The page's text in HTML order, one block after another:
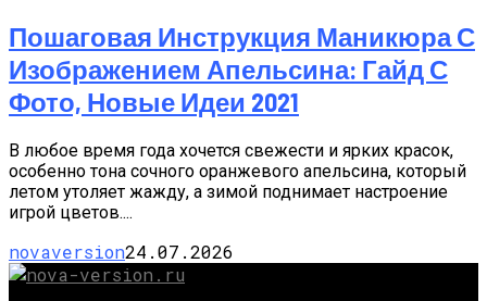
Пошаговая Инструкция Маникюра С
Изображением Апельсина: Гайд С
Фото, Новые Идеи 2021
В любое время года хочется свежести и ярких красок,
особенно тона сочного оранжевого апельсина, который
летом утоляет жажду, а зимой поднимает настроение
игрой цветов....
novaversion24.07.2026